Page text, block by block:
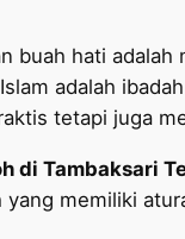
buah hati
adalah
tetapi juga
di Tambaksari
yang memiliki